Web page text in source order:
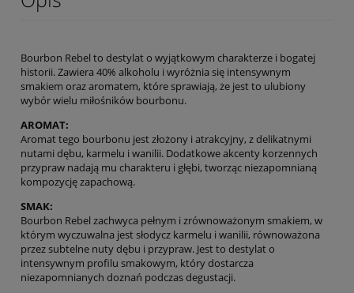
Bourbon Rebel to destylat o wyjątkowym charakterze i bogatej
historii. Zawiera 40% alkoholu i wyróżnia się intensywnym
smakiem oraz aromatem, które sprawiają, że jest to ulubiony
wybór wielu miłośników bourbonu.
AROMAT:
Aromat tego bourbonu jest złożony i atrakcyjny, z delikatnymi
nutami dębu, karmelu i wanilii. Dodatkowe akcenty korzennych
przypraw nadają mu charakteru i głębi, tworząc niezapomnianą
kompozycję zapachową.
SMAK:
Bourbon Rebel zachwyca pełnym i zrównoważonym smakiem, w
którym wyczuwalna jest słodycz karmelu i wanilii, równoważona
przez subtelne nuty dębu i przypraw. Jest to destylat o
intensywnym profilu smakowym, który dostarcza
niezapomnianych doznań podczas degustacji.